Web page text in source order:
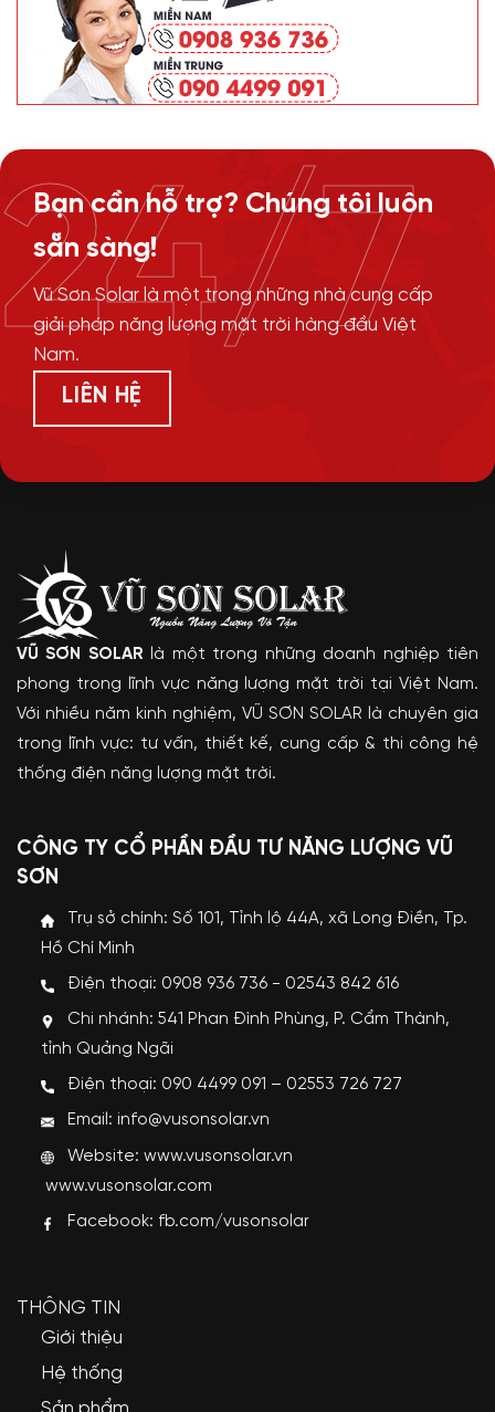
Bạn cần hỗ trợ? Chúng tôi luôn
sẵn sàng!
Vũ Sơn Solar là một trong những nhà cung cấp
giải pháp năng lượng mặt trời hàng đầu Việt
Nam.
LIÊN HỆ
24/7
VŨ SƠN SOLAR là một trong những doanh nghiệp tiên
phong trong lĩnh vực năng lượng mặt trời tại Việt Nam.
Với nhiều năm kinh nghiệm, VŨ SƠN SOLAR là chuyên gia
trong lĩnh vực: tư vấn, thiết kế, cung cấp & thi công hệ
thống điện năng lượng mặt trời.
CÔNG TY CỔ PHẦN ĐẦU TƯ NĂNG LƯỢNG VŨ
SƠN
Trụ sở chính: Số 101, Tỉnh lộ 44A, xã Long Điền, Tp.
Hồ Chí Minh
Điện thoại: 0908 936 736 - 02543 842 616
Chi nhánh: 541 Phan Đình Phùng, P. Cẩm Thành,
tỉnh Quảng Ngãi
Điện thoại: 090 4499 091 – 02553 726 727
Email: info@vusonsolar.vn
Website:www.vusonsolar.vn
www.vusonsolar.com
Facebook: fb.com/vusonsolar
THÔNG TIN
Giới thiệu
Hệ thống